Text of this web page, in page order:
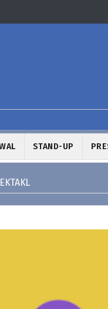
STAND-UP